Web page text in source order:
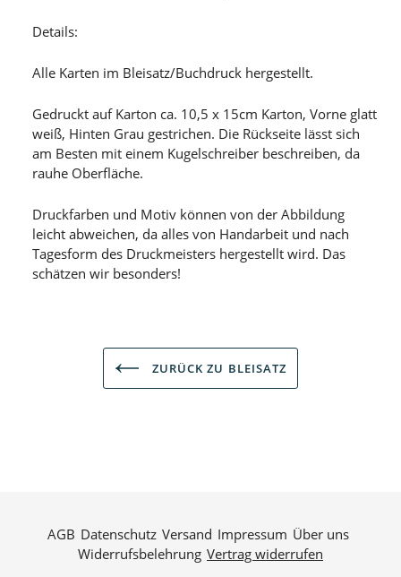
Details:
Alle Karten im Bleisatz/Buchdruck hergestellt.
Gedruckt auf Karton ca. 10,5 x 15cm Karton, Vorne glatt
weiß, Hinten Grau gestrichen. Die Rückseite lässt sich
am Besten mit einem Kugelschreiber beschreiben, da
rauhe Oberfläche.
Druckfarben und Motiv können von der Abbildung
leicht abweichen, da alles von Handarbeit und nach
Tagesform des Druckmeisters hergestellt wird. Das
schätzen wir besonders!
ZURÜCK ZU BLEISATZ
AGB Datenschutz Versand Impressum Über uns
Widerrufsbelehrung Vertrag widerrufen